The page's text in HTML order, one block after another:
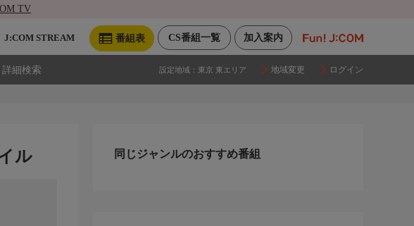
TV
加入案内
CS番組一覧
番組表
J:COM STREAM
詳細検索 設定地域： 東京 東エリア 地域変更 ログイン
ル 同じジャンルのおすすめ番組